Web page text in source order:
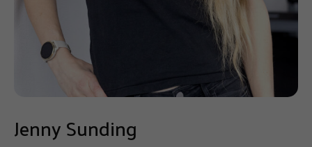
Jenny Sunding